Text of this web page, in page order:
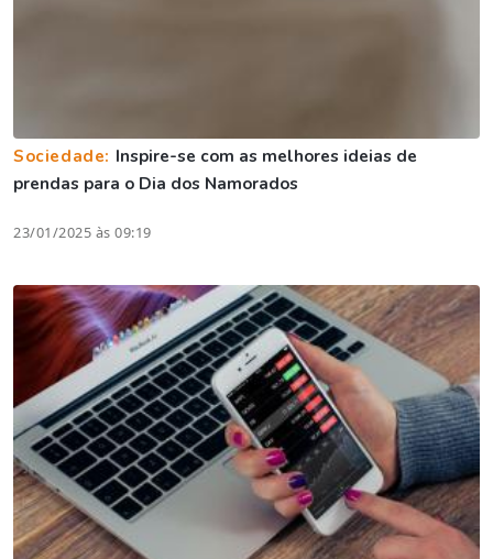
Sociedade: Inspire-se com as melhores ideias de
prendas para o Dia dos Namorados
23/01/2025 às 09:19